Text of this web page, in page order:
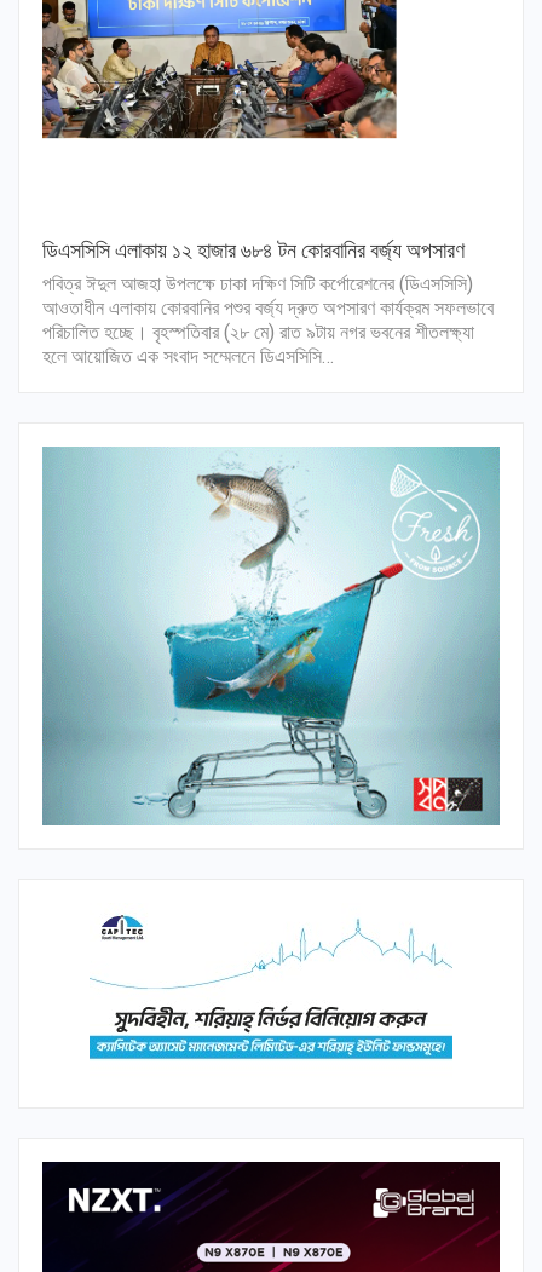
ডিএসসিসি এলাকায় ১২ হাজার ৬৮৪ টন কোরবানির বর্জ্য অপসারণ
পবিত্র ঈদুল আজহা উপলক্ষে ঢাকা দক্ষিণ সিটি কর্পোরেশনের (ডিএসসিসি)
আওতাধীন এলাকায় কোরবানির পশুর বর্জ্য দ্রুত অপসারণ কার্যক্রম সফলভাবে
পরিচালিত হচ্ছে। বৃহস্পতিবার (২৮ মে) রাত ৯টায় নগর ভবনের শীতলক্ষ্যা
হলে আয়োজিত এক সংবাদ সম্মেলনে ডিএসসিসি…